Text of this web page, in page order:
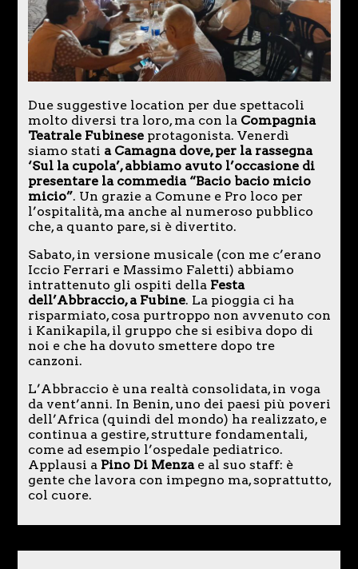
Due suggestive location per due spettacoli
molto diversi tra loro, ma con la Compagnia
Teatrale Fubinese protagonista. Venerdì
siamo stati a Camagna dove, per la rassegna
‘Sul la cupola’, abbiamo avuto l’occasione di
presentare la commedia “Bacio bacio micio
micio”. Un grazie a Comune e Pro loco per
l’ospitalità, ma anche al numeroso pubblico
che, a quanto pare, si è divertito.
Sabato, in versione musicale (con me c’erano
Iccio Ferrari e Massimo Faletti) abbiamo
intrattenuto gli ospiti della Festa
dell’Abbraccio, a Fubine. La pioggia ci ha
risparmiato, cosa purtroppo non avvenuto con
i Kanikapila, il gruppo che si esibiva dopo di
noi e che ha dovuto smettere dopo tre
canzoni.
L’Abbraccio è una realtà consolidata, in voga
da vent’anni. In Benin, uno dei paesi più poveri
dell’Africa (quindi del mondo) ha realizzato, e
continua a gestire, strutture fondamentali,
come ad esempio l’ospedale pediatrico.
Applausi a Pino Di Menzae al suo staff: è
gente che lavora con impegno ma, soprattutto,
col cuore.